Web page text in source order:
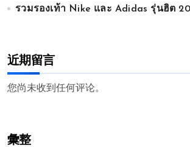
รวมรองเท้า Nike และ Adidas รุ่นฮิต
近期留言
您尚未收到任何评论。
彙整